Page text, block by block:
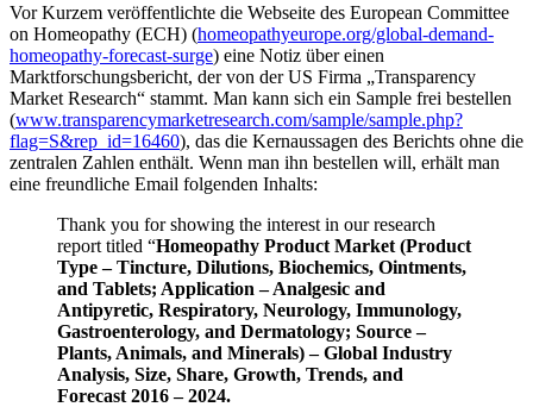
Vor Kurzem veröffentlichte die Webseite des European Committee
on Homeopathy (ECH) (homeopathyeurope.org/global-demand-
homeopathy-forecast-surge) eine Notiz über einen
Marktforschungsbericht, der von der US Firma „Transparency
Market Research“ stammt. Man kann sich ein Sample frei bestellen
(www.transparencymarketresearch.com/sample/sample.php?
flag=S&rep_id=16460), das die Kernaussagen des Berichts ohne die
zentralen Zahlen enthält. Wenn man ihn bestellen will, erhält man
eine freundliche Email folgenden Inhalts:
Thank you for showing the interest in our research
report titled “Homeopathy Product Market (Product
Type – Tincture, Dilutions, Biochemics, Ointments,
and Tablets; Application – Analgesic and
Antipyretic, Respiratory, Neurology, Immunology,
Gastroenterology, and Dermatology; Source –
Plants, Animals, and Minerals) – Global Industry
Analysis, Size, Share, Growth, Trends, and
Forecast 2016 – 2024.